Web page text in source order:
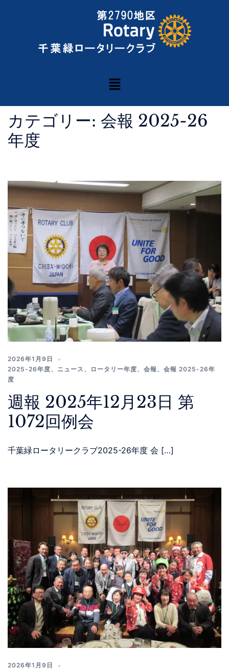
カテゴリー: 会報 2025-26
年度
2026年1月9日
2025-26年度、 ニュース 、 ロータリー年度、 会報 、 会報 2025-26年
度
週報 2025年12月23日 第
1072回例会
千葉緑ロータリークラブ2025-26年度 会 […]
2026年1月9日